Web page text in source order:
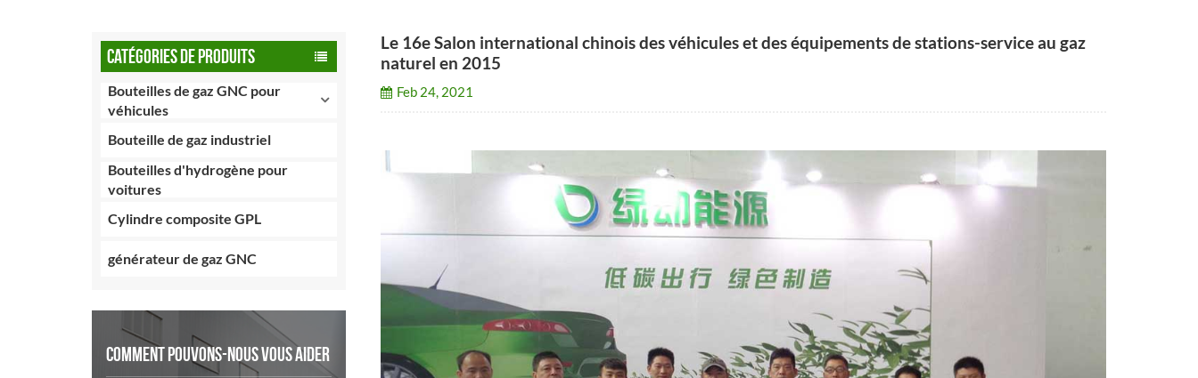
CATÉGORIES DE PRODUITS
Bouteilles de gaz GNC pour
véhicules
Bouteille de gaz industriel
Bouteilles d'hydrogène pour
voitures
Cylindre composite GPL
générateur de gaz GNC
COMMENT POUVONS-NOUS VOUS AIDER
Le 16e Salon international chinois des véhicules et des équipements de stations-service au gaz
naturel en 2015
Feb 24, 2021